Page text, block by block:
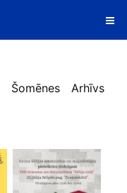
Šomēnes Arhīvs